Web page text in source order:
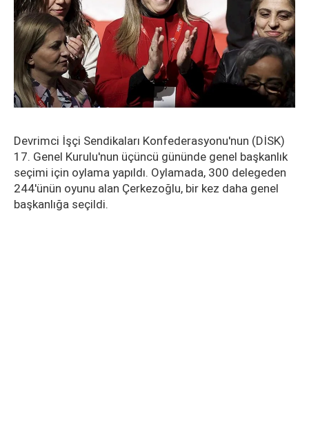
Devrimci İşçi Sendikaları Konfederasyonu'nun (DİSK)
17. Genel Kurulu'nun üçüncü gününde genel başkanlık
seçimi için oylama yapıldı. Oylamada, 300 delegeden
244'ünün oyunu alan Çerkezoğlu, bir kez daha genel
başkanlığa seçildi.